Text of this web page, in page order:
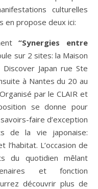
culturelles
en propose deux ici:
“Synergies entre
sur 2 sites: la Maison
Japan rue Ste
à Nantes du 20 au
par le CLAIR et
se donne pour
faire d’exception
de la vie japonaise:
L’occasion de
du quotidien mêlant
et fonction
découvrir plus de